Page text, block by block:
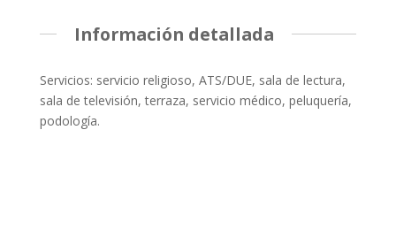
Información detallada
Servicios: servicio religioso, ATS/DUE, sala de lectura,
sala de televisión, terraza, servicio médico, peluquería,
podología.